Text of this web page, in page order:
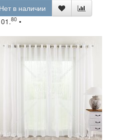
в наличии
80 •